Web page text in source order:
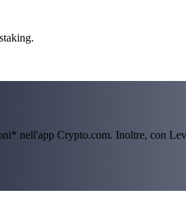
nell'app Crypto.com. Inoltre, con